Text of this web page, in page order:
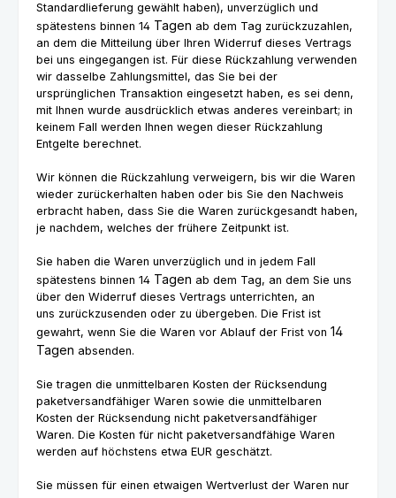
Standardlieferung gewählt haben), unverzüglich und
spätestens binnen 14 Tagen ab dem Tag zurückzuzahlen,
an dem die Mitteilung über Ihren Widerruf dieses Vertrags
bei uns eingegangen ist. Für diese Rückzahlung verwenden
wir dasselbe Zahlungsmittel, das Sie bei der
ursprünglichen Transaktion eingesetzt haben, es sei denn,
mit Ihnen wurde ausdrücklich etwas anderes vereinbart; in
keinem Fall werden Ihnen wegen dieser Rückzahlung
Entgelte berechnet.
Wir können die Rückzahlung verweigern, bis wir die Waren
wieder zurückerhalten haben oder bis Sie den Nachweis
erbracht haben, dass Sie die Waren zurückgesandt haben,
je nachdem, welches der frühere Zeitpunkt ist.
Sie haben die Waren unverzüglich und in jedem Fall
spätestens binnen 14 Tagen ab dem Tag, an dem Sie uns
über den Widerruf dieses Vertrags unterrichten, an
uns zurückzusenden oder zu übergeben. Die Frist ist
gewahrt, wenn Sie die Waren vor Ablauf der Frist von 14
Tagen absenden.
Sie tragen die unmittelbaren Kosten der Rücksendung
paketversandfähiger Waren sowie die unmittelbaren
Kosten der Rücksendung nicht paketversandfähiger
Waren. Die Kosten für nicht paketversandfähige Waren
werden auf höchstens etwa EUR geschätzt.
Sie müssen für einen etwaigen Wertverlust der Waren nur